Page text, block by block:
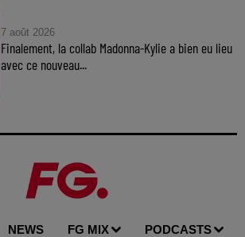
7 août 2026
Finalement, la collab Madonna-Kylie a bien eu lieu
avec ce nouveau...
NEWS FG MIX PODCASTS